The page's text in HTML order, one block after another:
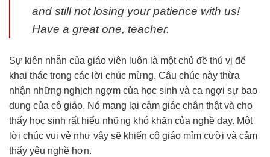
and still not losing your patience with us!
Have a great one, teacher.
Sự kiên nhẫn của giáo viên luôn là một chủ đề thú vị để
khai thác trong các lời chúc mừng. Câu chúc này thừa
nhận những nghịch ngợm của học sinh và ca ngợi sự bao
dung của cô giáo. Nó mang lại cảm giác chân thật và cho
thấy học sinh rất hiểu những khó khăn của nghề dạy. Một
lời chúc vui vẻ như vậy sẽ khiến cô giáo mỉm cười và cảm
thấy yêu nghề hơn.